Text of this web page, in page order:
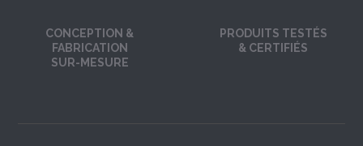
CONCEPTION &
FABRICATION
SUR-MESURE
PRODUITS TESTÉS
& CERTIFIÉS